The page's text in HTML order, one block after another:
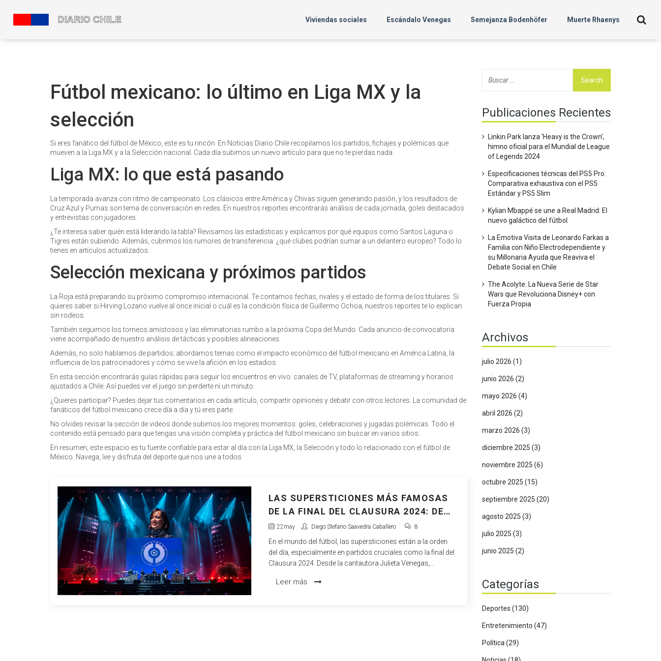
Viviendas sociales Escándalo Venegas Semejanza Bodenhöfer Muerte Rhaenys
Fútbol mexicano: lo último en Liga MX y la
selección
Si eres fanático del fútbol de México, este es tu rincón. En Noticias Diario Chile recopilamos los partidos, fichajes y polémicas que
mueven a la Liga MX y a la Selección nacional. Cada día subimos un nuevo artículo para que no te pierdas nada.
Liga MX: lo que está pasando
La temporada avanza con ritmo de campeonato. Los clásicos entre América y Chivas siguen generando pasión, y los resultados de
Cruz Azul y Pumas son tema de conversación en redes. En nuestros reportes encontrarás análisis de cada jornada, goles destacados
y entrevistas con jugadores.
¿Te interesa saber quién está liderando la tabla? Revisamos las estadísticas y explicamos por qué equipos como Santos Laguna o
Tigres están subiendo. Además, cubrimos los rumores de transferencia: ¿qué clubes podrían sumar a un delantero europeo? Todo lo
tienes en artículos actualizados.
Selección mexicana y próximos partidos
La Roja está preparando su próximo compromiso internacional. Te contamos fechas, rivales y el estado de forma de los titulares. Si
quieres saber si Hirving Lozano vuelve al once inicial o cuál es la condición física de Guillermo Ochoa, nuestros reportes te lo explican
sin rodeos.
También seguimos los torneos amistosos y las eliminatorias rumbo a la próxima Copa del Mundo. Cada anuncio de convocatoria
viene acompañado de nuestro análisis de tácticas y posibles alineaciones.
Además, no solo hablamos de partidos; abordamos temas como el impacto económico del fútbol mexicano en América Latina, la
influencia de los patrocinadores y cómo se vive la afición en los estadios.
En esta sección encontrarás guías rápidas para seguir los encuentros en vivo: canales de TV, plataformas de streaming y horarios
ajustados a Chile. Así puedes ver el juego sin perderte ni un minuto.
¿Quieres participar? Puedes dejar tus comentarios en cada artículo, compartir opiniones y debatir con otros lectores. La comunidad de
fanáticos del fútbol mexicano crece día a día y tú eres parte.
No olvides revisar la sección de videos donde subimos los mejores momentos: goles, celebraciones y jugadas polémicas. Todo el
contenido está pensado para que tengas una visión completa y práctica del fútbol mexicano sin buscar en varios sitios.
En resumen, este espacio es tu fuente confiable para estar al día con la Liga MX, la Selección y todo lo relacionado con el fútbol de
México. Navega, lee y disfruta del deporte que nos une a todos.
LAS SUPERSTICIONES MÁS FAMOSAS
DE LA FINAL DEL CLAUSURA 2024: DE
JULIETA VENEGAS AL NÚMERO 33
22 may Diego Stefano Saavedra Caballero 8
En el mundo del fútbol, las supersticiones están a la orden
del día, especialmente en partidos cruciales como la final del
Clausura 2024. Desde la cantautora Julieta Venegas,
hasta el número 33, símbolo de buena suerte para muchos,
Leer más
Publicaciones Recientes
Linkin Park lanza 'Heavy is the Crown',
himno oficial para el Mundial de League
of Legends 2024
Especificaciones técnicas del PS5 Pro:
Comparativa exhaustiva con el PS5
Estándar y PS5 Slim
Kylian Mbappé se une a Real Madrid: El
nuevo galáctico del fútbol
La Emotiva Visita de Leonardo Farkas a
Familia con Niño Electrodependiente y
su Millonaria Ayuda que Reaviva el
Debate Social en Chile
The Acolyte: La Nueva Serie de Star
Wars que Revoluciona Disney+ con
Fuerza Propia
Archivos
julio 2026 (1)
junio 2026 (2)
mayo 2026 (4)
abril 2026 (2)
marzo 2026 (3)
diciembre 2025 (3)
noviembre 2025 (6)
octubre 2025 (15)
septiembre 2025 (20)
agosto 2025 (3)
julio 2025 (3)
junio 2025 (2)
Categorías
Deportes (130)
Entretenimiento (47)
Política (29)